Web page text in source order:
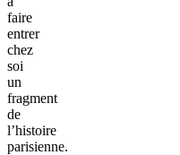
faire
entrer
chez
soi
un
fragment
de
l’histoire
parisienne.